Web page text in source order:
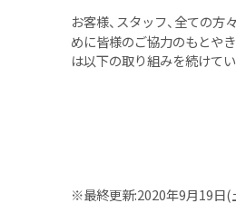
お客様、スタッフ、全ての方
めに皆様のご協力のもとや
は以下の取り組みを続けてい
※最終更新:2020年9月19日(